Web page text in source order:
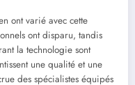
ont varié avec cette
ont disparu, tandis
la technologie sont
une qualité et une
des spécialistes équipés